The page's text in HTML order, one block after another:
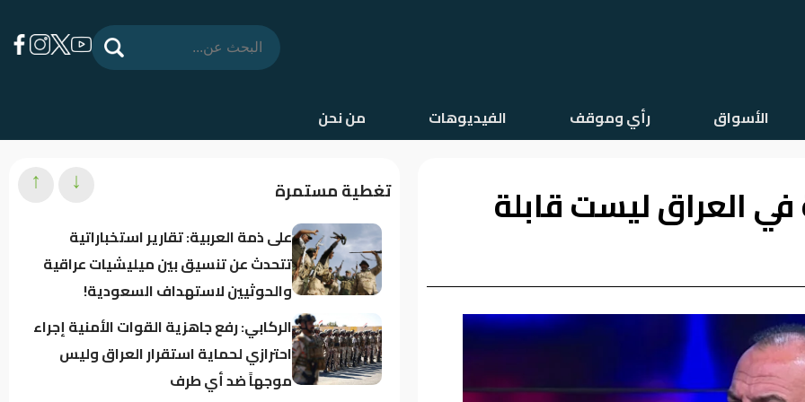
الأسواق رأي وموقف الفيديوهات من نحن
العراق ليست قابلة
تغطية مستمرة
على ذمة العربية: تقارير استخباراتية
تتحدث عن تنسيق بين ميليشيات عراقية
والحوثيين لاستهداف السعودية!
الركابي: رفع جاهزية القوات الأمنية إجراء
احترازي لحماية استقرار العراق وليس
موجهاً ضد أي طرف
↓
↑